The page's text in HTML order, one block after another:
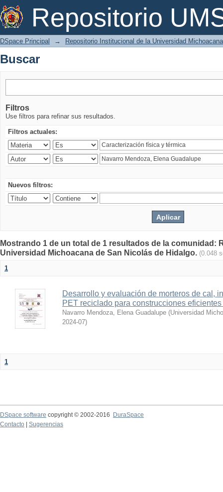
Repositorio
Buscar
DSpace Principal → Repositorio Institucional de la Universidad
Buscar
Filtros
Use filtros para refinar sus resultados.
Filtros actuales:
Nuevos filtros:
Mostrando 1 de un total de 1 resultados de la comunidad:
Universidad Michoacana de San Nicolás de Hidalgo. (0.048
1
Desarrollo y evaluación de morteros de cal,
PET reciclado para construcciones
Navarro Mendoza, Elena Guadalupe (Universidad
2024-07)
1
DSpace software copyright © 2002-2016
DuraSpace
Contacto
Sugerencias